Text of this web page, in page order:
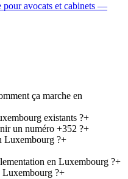
pour avocats et cabinets —
ça marche en
existants ?+
un numéro +352 ?+
Luxembourg ?+
en Luxembourg ?+
Luxembourg ?+